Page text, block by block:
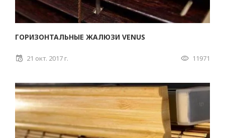
ГОРИЗОНТАЛЬНЫЕ ЖАЛЮЗИ VENUS
21 окт. 2017 г. 11971